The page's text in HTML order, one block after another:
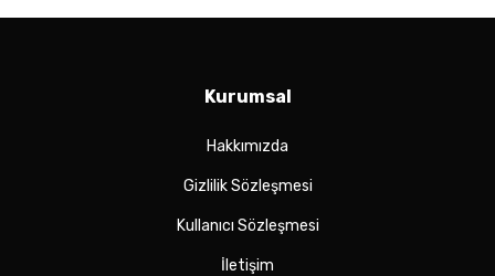
Kurumsal
Hakkımızda
Gizlilik Sözleşmesi
Kullanıcı Sözleşmesi
İletişim